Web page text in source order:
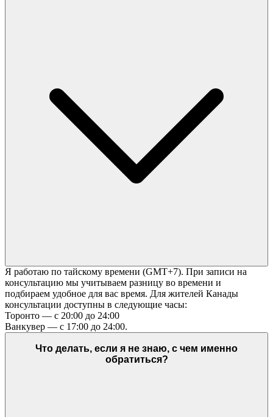
Я работаю по тайскому времени (GMT+7). При записи на
консультацию мы учитываем разницу во времени и
подбираем удобное для вас время. Для жителей Канады
консультации доступны в следующие часы:
Торонто — с 20:00 до 24:00
Ванкувер — с 17:00 до 24:00.
Что делать, если я не знаю, с чем именно
обратиться?